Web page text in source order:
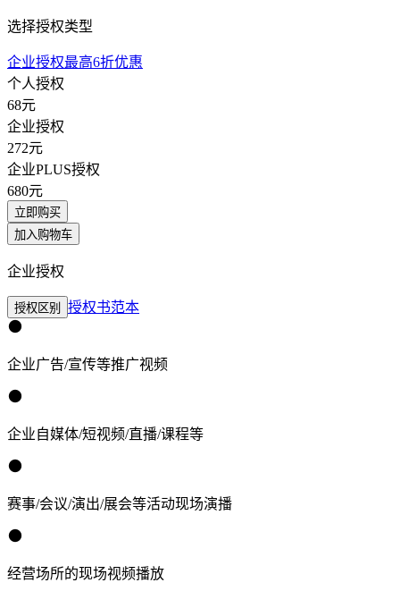
选择授权类型
企业授权最高6折优惠
个人授权
68元
企业授权
272元
企业PLUS授权
680元
立即购买
加入购物车
企业授权
授权区别 授权书范本
企业广告/宣传等推广视频
企业自媒体/短视频/直播/课程等
赛事/会议/演出/展会等活动现场演播
经营场所的现场视频播放